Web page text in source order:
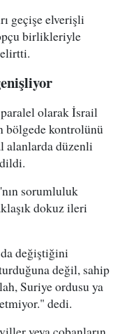
geçişe elverişli
birlikleriyle
olarak İsrail
bölgede kontrolünü
alanlarda düzenli
sorumluluk
dokuz ileri
değiştiğini
değil, sahip
Suriye ordusu ya
dedi.